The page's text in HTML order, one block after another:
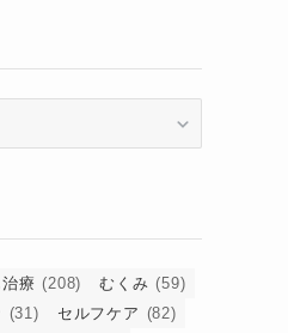
療 (208) むくみ (59)
(31) セルフケア (82)